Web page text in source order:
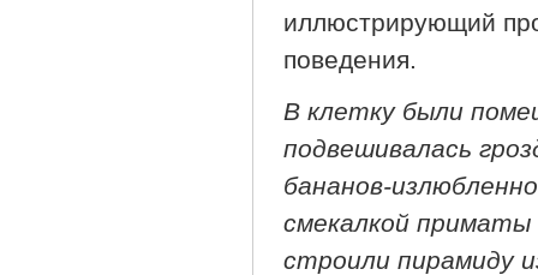
иллюстрирующий
поведения.
В клетку были
подвешивалась
бананов-
смекалкой
строили пирамиду